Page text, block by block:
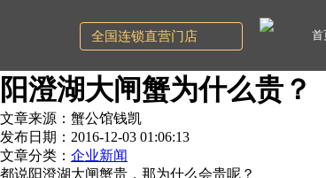
阳澄湖大闸蟹为什么贵？
文章来源：蟹公馆钱凯
发布日期：2016-12-03 01:06:13
文章分类： 企业新闻
都说阳澄湖大闸蟹贵，那为什么会贵呢？
全国连锁直营门店
首